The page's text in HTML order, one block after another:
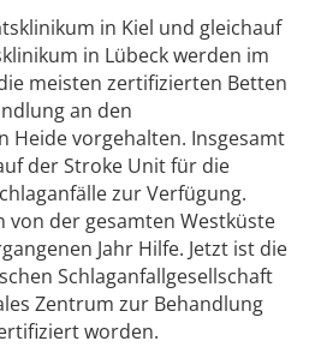
in Kiel und gleichauf
in Lübeck werden im
meisten zertifizierten Betten
an den
Heide vorgehalten. Insgesamt
der Stroke Unit für die
zur Verfügung.
von der gesamten Westküste
Jahr Hilfe. Jetzt ist die
Schlaganfallgesellschaft
Zentrum zur Behandlung
worden.